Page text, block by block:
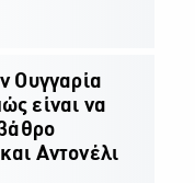
Ουγγαρία
είναι να
Αντονέλι